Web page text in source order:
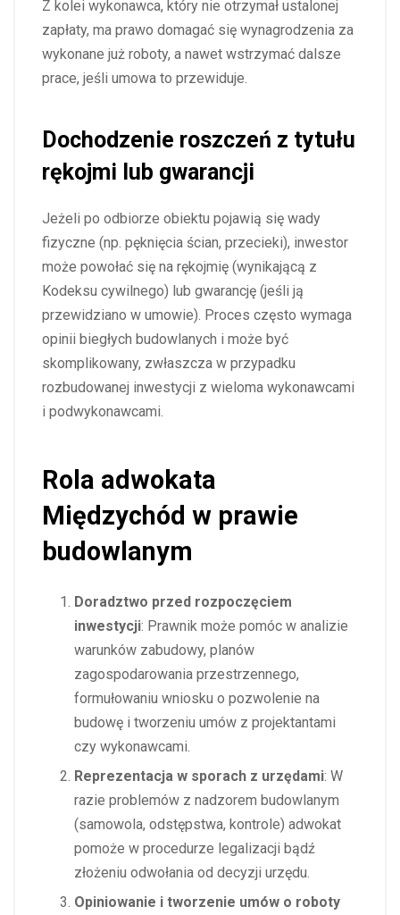
Z kolei wykonawca, który nie otrzymał ustalonej
zapłaty, ma prawo domagać się wynagrodzenia za
wykonane już roboty, a nawet wstrzymać dalsze
prace, jeśli umowa to przewiduje.
Dochodzenie roszczeń z tytułu
rękojmi lub gwarancji
Jeżeli po odbiorze obiektu pojawią się wady
fizyczne (np. pęknięcia ścian, przecieki), inwestor
może powołać się na rękojmię (wynikającą z
Kodeksu cywilnego) lub gwarancję (jeśli ją
przewidziano w umowie). Proces często wymaga
opinii biegłych budowlanych i może być
skomplikowany, zwłaszcza w przypadku
rozbudowanej inwestycji z wieloma wykonawcami
i podwykonawcami.
Rola adwokata
Międzychód w prawie
budowlanym
Doradztwo przed rozpoczęciem
inwestycji: Prawnik może pomóc w analizie
warunków zabudowy, planów
zagospodarowania przestrzennego,
formułowaniu wniosku o pozwolenie na
budowę i tworzeniu umów z projektantami
czy wykonawcami.
Reprezentacja w sporach z urzędami: W
razie problemów z nadzorem budowlanym
(samowola, odstępstwa, kontrole) adwokat
pomoże w procedurze legalizacji bądź
złożeniu odwołania od decyzji urzędu.
Opiniowanie i tworzenie umów o roboty